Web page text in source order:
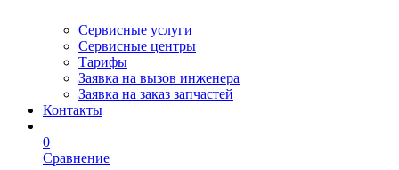
Сервисные услуги
Сервисные центры
Тарифы
Заявка на вызов инженера
Заявка на заказ запчастей
Контакты
0
Сравнение